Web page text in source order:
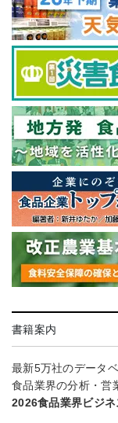
書籍案内
最新5万社のデータベ
食品業界の分析・営
2026食品業界ビジネ